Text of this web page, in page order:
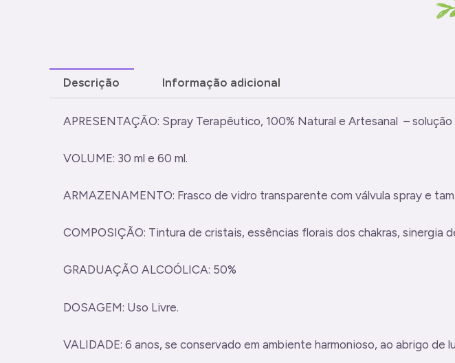
Descrição Informação adicional
APRESENTAÇÃO: Spray Terapêutico, 100% Natural e Artesanal –
VOLUME: 30 ml e 60 ml.
ARMAZENAMENTO: Frasco de vidro transparente com válvula spray e
COMPOSIÇÃO: Tintura de cristais, essências florais dos chakras, sinergia
GRADUAÇÃO ALCOÓLICA: 50%
DOSAGEM: Uso Livre.
VALIDADE: 6 anos, se conservado em ambiente harmonioso, ao abrigo